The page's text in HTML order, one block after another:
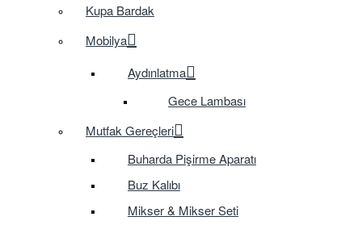
Kupa Bardak
Mobilya
Aydınlatma
Gece Lambası
Mutfak Gereçleri
Buharda Pişirme Aparatı
Buz Kalıbı
Mikser & Mikser Seti